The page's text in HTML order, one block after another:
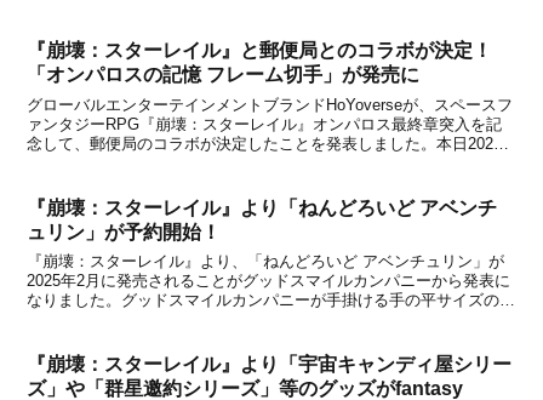
『崩壊：スターレイル』と郵便局とのコラボが決定！
「オンパロスの記憶 フレーム切手」が発売に
グローバルエンターテインメントブランドHoYoverseが、スペースフ
ァンタジーRPG『崩壊：スターレイル』オンパロス最終章突入を記
念して、郵便局のコラボが決定したことを発表しました。本日2025
『崩壊：スターレイル』より「ねんどろいど アベンチ
ュリン」が予約開始！
『崩壊：スターレイル』より、「ねんどろいど アベンチュリン」が
2025年2月に発売されることがグッドスマイルカンパニーから発表に
なりました。グッドスマイルカンパニーが手掛ける手の平サイズのフ
『崩壊：スターレイル』より「宇宙キャンディ屋シリー
ズ」や「群星邀約シリーズ」等のグッズがfantasy